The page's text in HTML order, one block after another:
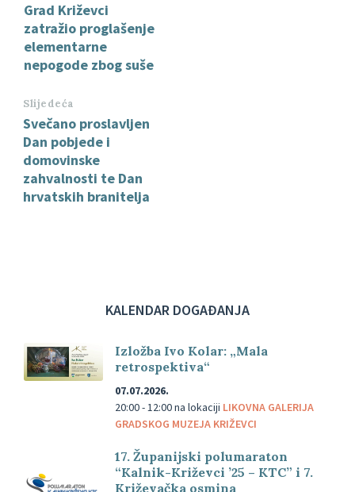
Grad Križevci
zatražio proglašenje
elementarne
nepogode zbog suše
Slijedeća
Svečano proslavljen
Dan pobjede i
domovinske
zahvalnosti te Dan
hrvatskih branitelja
KALENDAR DOGAĐANJA
Izložba Ivo Kolar: „Mala
retrospektiva“
07.07.2026.
20:00 - 12:00na lokaciji LIKOVNA GALERIJA
GRADSKOG MUZEJA KRIŽEVCI
17. Županijski polumaraton
“Kalnik-Križevci ’25 – KTC” i 7.
Križevačka osmina